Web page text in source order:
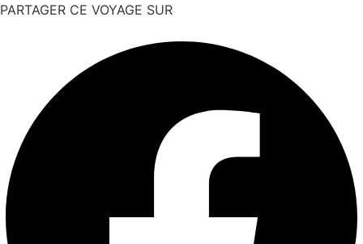
PARTAGER CE VOYAGE SUR